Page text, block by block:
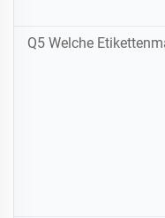
Q5 Welche